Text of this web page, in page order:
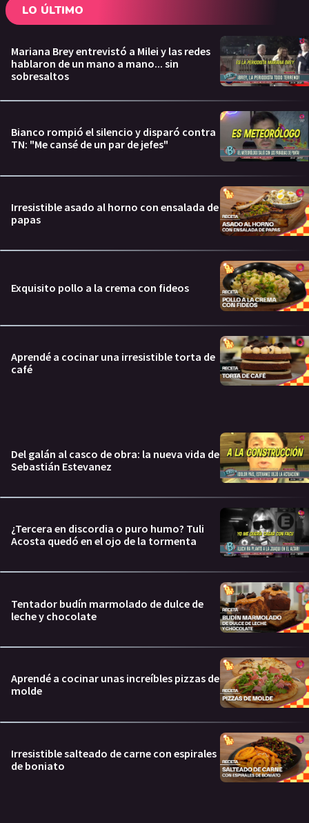
LO ÚLTIMO
Mariana Brey entrevistó a Milei y las redes
hablaron de un mano a mano... sin
sobresaltos
Bianco rompió el silencio y disparó contra
TN: "Me cansé de un par de jefes"
Irresistible asado al horno con ensalada de
papas
Exquisito pollo a la crema con fideos
Aprendé a cocinar una irresistible torta de
café
Del galán al casco de obra: la nueva vida de
Sebastián Estevanez
¿Tercera en discordia o puro humo? Tuli
Acosta quedó en el ojo de la tormenta
Tentador budín marmolado de dulce de
leche y chocolate
Aprendé a cocinar unas increíbles pizzas de
molde
Irresistible salteado de carne con espirales
de boniato